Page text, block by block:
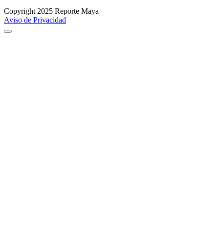
Copyright 2025 Reporte Maya
Aviso de Privacidad